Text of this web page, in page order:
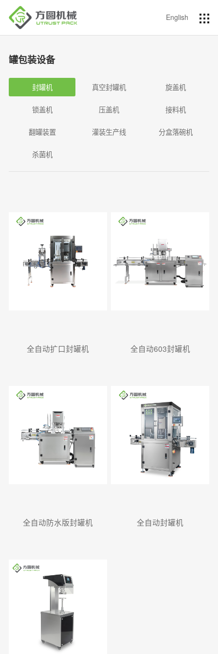
English
罐包装设备
封罐机 真空封罐机 旋盖机
锁盖机 压盖机 接料机
翻罐装置 灌装生产线 分盒落碗机
杀菌机
全自动扩口封罐机 全自动603封罐机
全自动防水版封罐机 全自动封罐机